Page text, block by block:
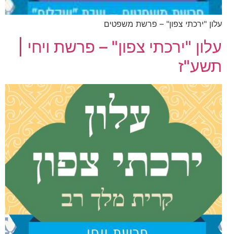
עלון "ירכתי צפון" – פרשת משפטים
עלון "ירכתי צפון" – פרשת ויחי |
תשע"ז